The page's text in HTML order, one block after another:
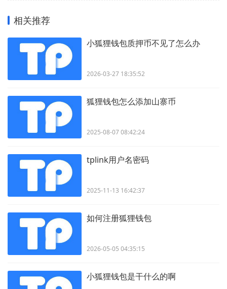
相关推荐
小狐狸钱包质押币不见了怎么办
2026-03-27 18:35:52
狐狸钱包怎么添加山寨币
2025-08-07 08:42:24
tplink用户名密码
2025-11-13 16:42:37
如何注册狐狸钱包
2026-05-05 04:35:15
小狐狸钱包是干什么的啊